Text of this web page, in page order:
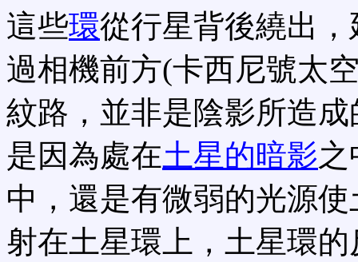
這些環從行星背後繞出
過相機前方(卡西尼號太
紋路，並非是陰影所造
是因為處在土星的暗影
中，還是有微弱的光源
射在土星環上，土星環